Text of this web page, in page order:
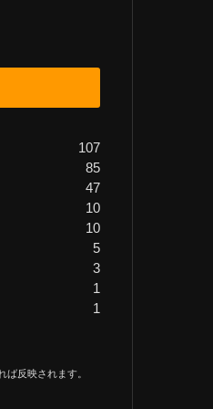
107
85
47
10
10
5
3
1
1
ば反映されます。